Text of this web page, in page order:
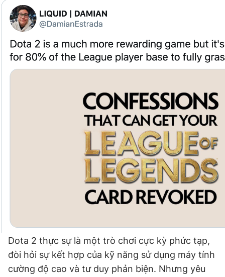
Dota 2 thực sự là một trò chơi cực kỳ phức tạp,
đòi hỏi sự kết hợp của kỹ năng sử dụng máy tính
cường độ cao và tư duy phản biện. Nhưng yêu